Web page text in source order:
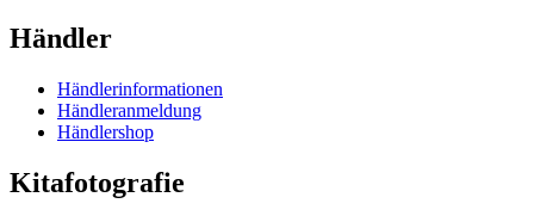
Händler
Händlerinformationen
Händleranmeldung
Händlershop
Kitafotografie